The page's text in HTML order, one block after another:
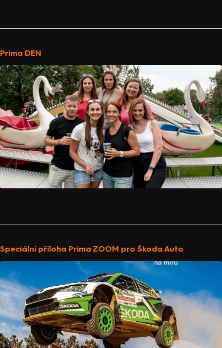
Prima DEN
Speciální příloha Prima ZOOM pro Škoda Auto